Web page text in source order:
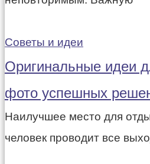
Советы и идеи
Оригинальные идеи
фото успешных
Наилучшее место для
человек проводит все